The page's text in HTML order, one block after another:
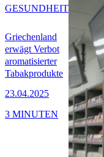
Griechenland
erwägt Verbot
aromatisierter
Tabakprodukte
23.04.2025
GESUNDHEIT
3 MINUTEN